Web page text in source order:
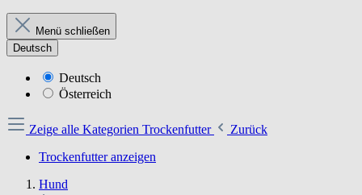
Menü schließen
Deutsch
Deutsch
Österreich
Zeige alle Kategorien Trockenfutter
Zurück
Trockenfutter anzeigen
Hund